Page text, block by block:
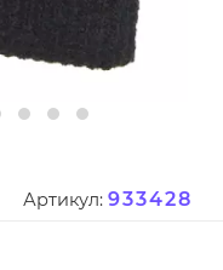
Артикул: 933428